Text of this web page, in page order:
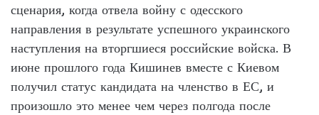
сценария, когда отвела войну с одесского
направления в результате успешного украинского
наступления на вторгшиеся российские войска. В
июне прошлого года Кишинев вместе с Киевом
получил статус кандидата на членство в ЕС, и
произошло это менее чем через полгода после